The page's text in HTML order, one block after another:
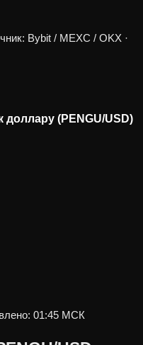
Bybit / MEXC / OKX ·
доллару (PENGU/USD)
01:45 МСК